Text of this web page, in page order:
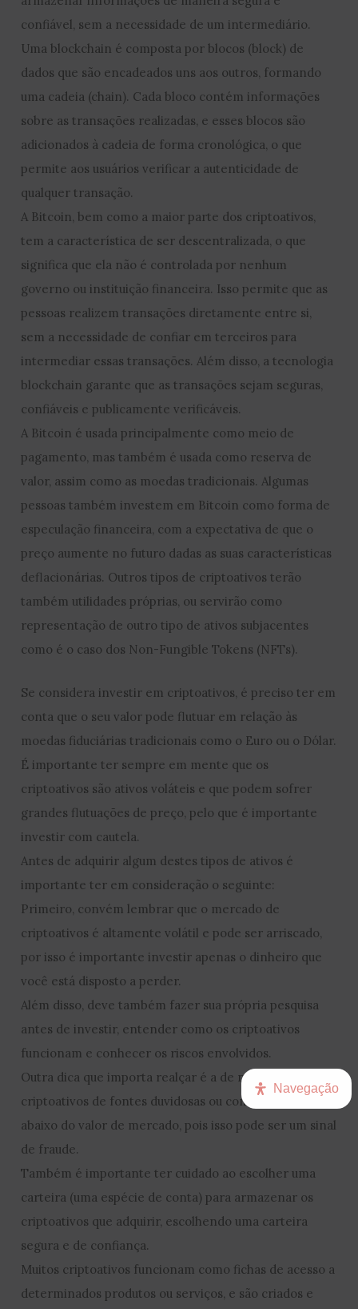
confiável, sem a necessidade de um intermediário.
Uma blockchain é composta por blocos (block) de
dados que são encadeados uns aos outros, formando
uma cadeia (chain). Cada bloco contém informações
sobre as transações realizadas, e esses blocos são
adicionados à cadeia de forma cronológica, o que
permite aos usuários verificar a autenticidade de
qualquer transação.
A Bitcoin, bem como a maior parte dos criptoativos,
tem a característica de ser descentralizada, o que
significa que ela não é controlada por nenhum
governo ou instituição financeira. Isso permite que as
pessoas realizem transações diretamente entre si,
sem a necessidade de confiar em terceiros para
intermediar essas transações. Além disso, a tecnologia
blockchain garante que as transações sejam seguras,
confiáveis e publicamente verificáveis.
A Bitcoin é usada principalmente como meio de
pagamento, mas também é usada como reserva de
valor, assim como as moedas tradicionais. Algumas
pessoas também investem em Bitcoin como forma de
especulação financeira, com a expectativa de que o
preço aumente no futuro dadas as suas características
deflacionárias. Outros tipos de criptoativos terão
também utilidades próprias, ou servirão como
representação de outro tipo de ativos subjacentes
como é o caso dos Non-Fungible Tokens (NFTs).
Se considera investir em criptoativos, é preciso ter em
conta que o seu valor pode flutuar em relação às
moedas fiduciárias tradicionais como o Euro ou o Dólar.
É importante ter sempre em mente que os
criptoativos são ativos voláteis e que podem sofrer
grandes flutuações de preço, pelo que é importante
investir com cautela.
Antes de adquirir algum destes tipos de ativos é
importante ter em consideração o seguinte:
Primeiro, convém lembrar que o mercado de
criptoativos é altamente volátil e pode ser arriscado,
por isso é importante investir apenas o dinheiro que
você está disposto a perder.
Além disso, deve também fazer sua própria pesquisa
antes de investir, entender como os criptoativos
funcionam e conhecer os riscos envolvidos.
Outra dica que importa realçar é a de não comprar
criptoativos de fontes duvidosas ou com preços muito
abaixo do valor de mercado, pois isso pode ser um sinal
de fraude.
Também é importante ter cuidado ao escolher uma
carteira (uma espécie de conta) para armazenar os
criptoativos que adquirir, escolhendo uma carteira
segura e de confiança.
Muitos criptoativos funcionam como fichas de acesso a
determinados produtos ou serviços, e são criados e
Navegação